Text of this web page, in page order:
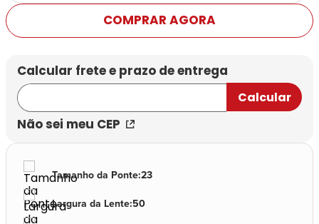
Hit
Ono
Todas
Marcas
Dii
DNZ
Hit
Totas
Exclusivas
Dii
DNZ
Ono
Todas
COMPRAR AGORA
Não sei meu CEP
Tamanho da Ponte:23
Largura da Lente:50